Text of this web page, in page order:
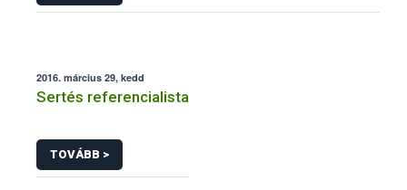
2016. március 29, kedd
Sertés referencialista
TOVÁBB >